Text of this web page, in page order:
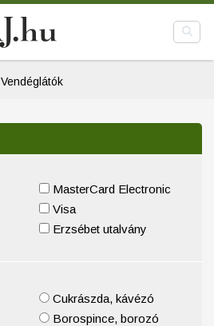
Vendéglátók
MasterCard Electronic
Visa
Erzsébet utalvány
Cukrászda, kávézó
Borospince, borozó